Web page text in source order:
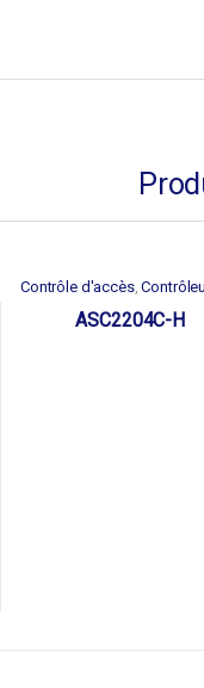
Contrôle d'accès,
ASC2204C-H